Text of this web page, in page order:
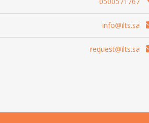
info@ilts.sa
request@ilts.sa